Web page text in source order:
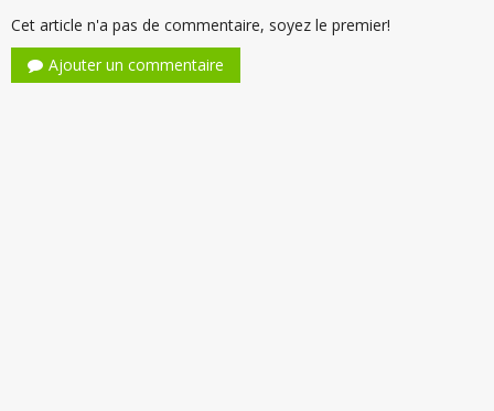
Cet article n'a pas de commentaire, soyez le premier!
Ajouter un commentaire